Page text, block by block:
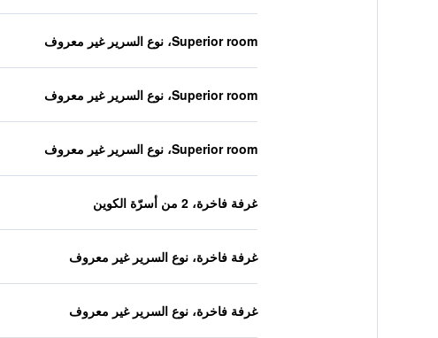
Superior room، نوع السرير غير معروف
Superior room، نوع السرير غير معروف
Superior room، نوع السرير غير معروف
غرفة فاخرة، 2 من أسرّة الكوين
غرفة فاخرة، نوع السرير غير معروف
غرفة فاخرة، نوع السرير غير معروف